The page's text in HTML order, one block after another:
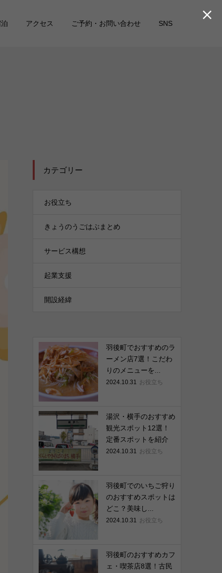
アクセス ご予約・お問い合わせ SNS

カテゴリー
お役立ち
きょうのうごはぶまとめ
サービス構想
起業支援
開設経緯
羽後町でおすすめのラ
ーメン店7選！こだわ
りのメニューを...
2024.10.31 お役立ち
湯沢・横手のおすすめ
観光スポット12選！
定番スポットを紹介
2024.10.31 お役立ち
羽後町でのいちご狩り
のおすすめスポットは
どこ？美味し...
2024.10.31 お役立ち
羽後町のおすすめカフ
ェ・喫茶店8選！古民